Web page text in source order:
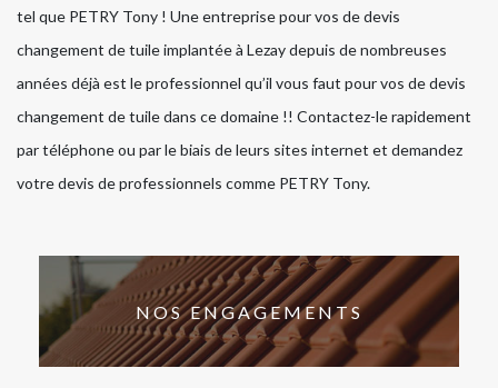
tel que PETRY Tony ! Une entreprise pour vos de devis
changement de tuile implantée à Lezay depuis de nombreuses
années déjà est le professionnel qu’il vous faut pour vos de devis
changement de tuile dans ce domaine !! Contactez-le rapidement
par téléphone ou par le biais de leurs sites internet et demandez
votre devis de professionnels comme PETRY Tony.
NOS ENGAGEMENTS